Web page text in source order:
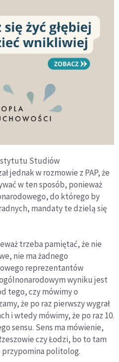
Studiów
jednak w rozmowie z PAP, że
w ten sposób, ponieważ
do którego by
mandaty te dzielą się
trzeba pamiętać, że nie
nie ma żadnego
reprezentantów
wyniku jest
tego, czy mówimy o
że po raz pierwszy wygrał
i wtedy mówimy, że po raz 10.
sensu. Sens ma mówienie,
czy Łodzi, bo to tam
politolog.